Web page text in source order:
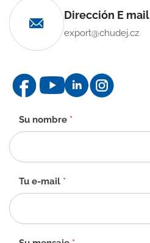
Dirección E mail
export@chudej.cz
Formulario
de
contacto
-
Su nombre *
Tu e-mail *